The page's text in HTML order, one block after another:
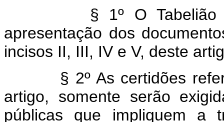
§ 1º O Tabelião
apresentação dos
incisos II, III, IV e V, deste
§ 2º As certidões
artigo, somente serão
públicas que impliquem a